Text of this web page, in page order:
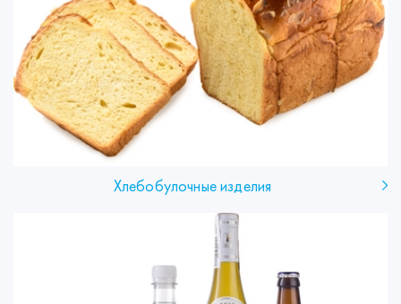
Хлебобулочные изделия